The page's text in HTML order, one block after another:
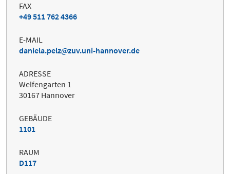
FAX
+49 511 762 4366
E-MAIL
daniela.pelz
zuv.uni-hannover.de
ADRESSE
Welfengarten 1
30167 Hannover
GEBÄUDE
1101
RAUM
D117